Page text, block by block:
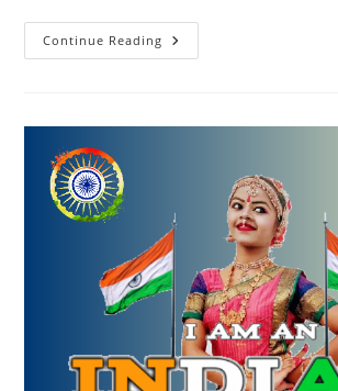
Continue Reading Coming
Episode